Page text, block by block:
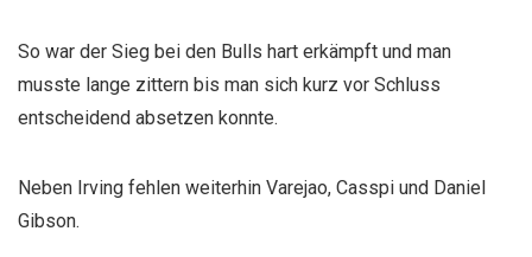
So war der Sieg bei den Bulls hart erkämpft und man
musste lange zittern bis man sich kurz vor Schluss
entscheidend absetzen konnte.
Neben Irving fehlen weiterhin Varejao, Casspi und Daniel
Gibson.